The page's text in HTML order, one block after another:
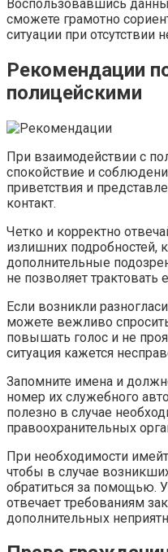
Воспользовавшись
сможете грамотно
ситуации при
Рекомендации
полицейскими
При взаимодействии с
спокойствие и
приветствия и
контакт.
Четко и корректно
излишних подробностей,
дополнительные
не позволяет
Если возникли
можете вежливо
повышать голос и не
ситуация кажется
Запомните имена и
номер их служебного
полезно в случае
правоохранительных
При необходимости
чтобы в случае
обратиться за помощью.
отвечает требованиям
дополнительных